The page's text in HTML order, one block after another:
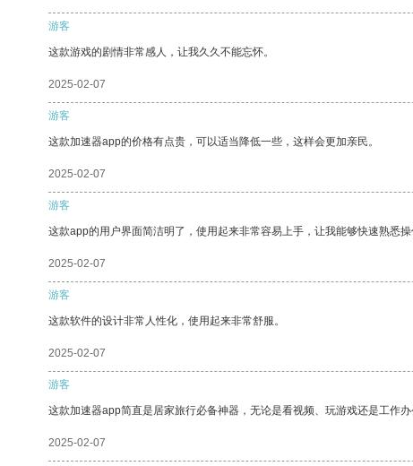
游客
这款游戏的剧情非常感人，让我久久不能忘怀。
2025-02-07
游客
这款加速器app的价格有点贵，可以适当降低一些，这样会更加亲民。
2025-02-07
游客
这款app的用户界面简洁明了，使用起来非常容易上手，让我能够快速熟悉
2025-02-07
游客
这款软件的设计非常人性化，使用起来非常舒服。
2025-02-07
游客
这款加速器app简直是居家旅行必备神器，无论是看视频、玩游戏还是工作
2025-02-07